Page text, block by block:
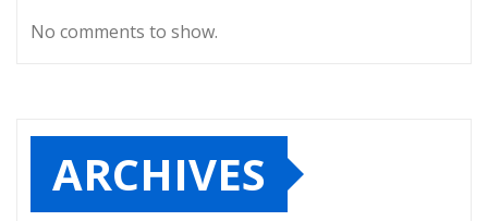
No comments to show.
ARCHIVES